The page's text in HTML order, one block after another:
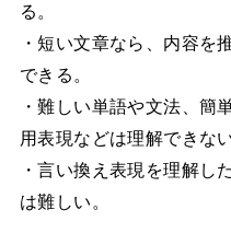
る。
・短い文章なら、内容を
できる。
・難しい単語や文法、簡
用表現などは理解できない
・言い換え表現を理解し
は難しい。